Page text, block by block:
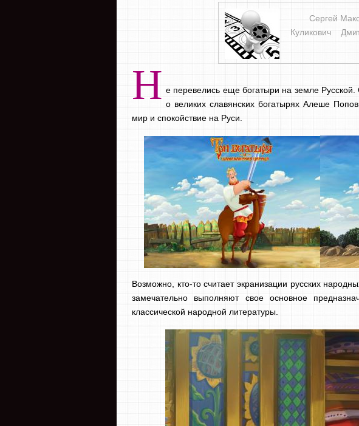
Сергей
Куликович
Н е перевелись еще богатыри на земле
о великих славянских богатырях Алеше
мир и спокойствие на Руси.
Возможно, кто-то считает экранизации русских
замечательно выполняют свое основное
классической народной литературы.